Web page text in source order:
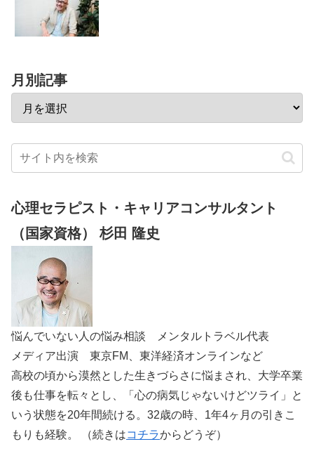
月別記事
心理セラピスト・キャリアコンサルタント
（国家資格） 杉田 隆史
悩んでいない人の悩み相談 メンタルトラベル代表
メディア出演 東京FM、東洋経済オンラインなど
高校の頃から漠然とした生きづらさに悩まされ、大学卒業
後も仕事を転々とし、「心の病気じゃないけどツライ」と
いう状態を20年間続ける。32歳の時、1年4ヶ月の引きこ
もりも経験。 （続きはコチラからどうぞ）